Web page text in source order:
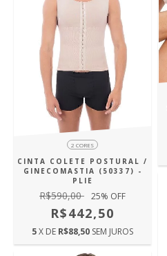
2 CORES
CINTA COLETE POSTURAL /
GINECOMASTIA (50337) -
PLIE
R$590,00 25% OFF
R$442,50
5X DE R$88,50 SEM JUROS